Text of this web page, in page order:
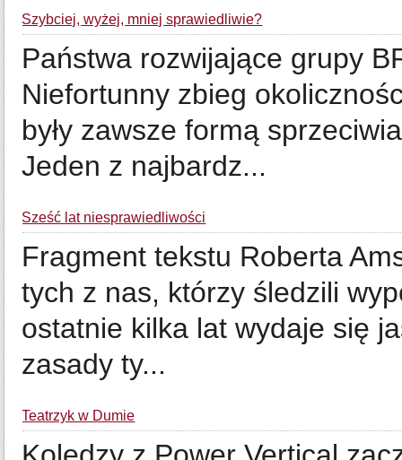
Szybciej, wyżej, mniej sprawiedliwie?
Państwa rozwijające grupy
Niefortunny zbieg
były zawsze formą
Jeden z najbardz...
Sześć lat niesprawiedliwości
Fragment tekstu Roberta
tych z nas, którzy śledzili
ostatnie kilka lat wydaje się
zasady ty...
Teatrzyk w Dumie